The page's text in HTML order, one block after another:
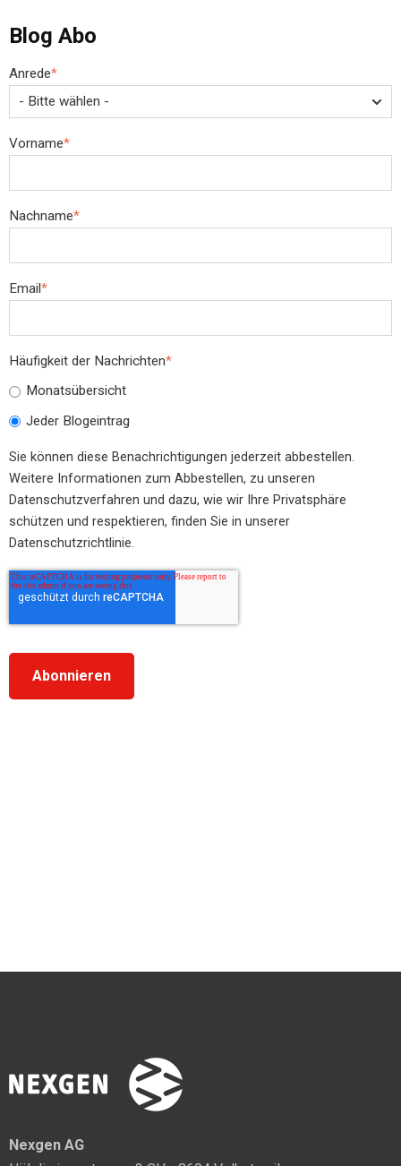
Blog Abo
Anrede*
Vorname*
Nachname*
Email*
Häufigkeit der Nachrichten*
Monatsübersicht
Jeder Blogeintrag
Sie können diese Benachrichtigungen jederzeit abbestellen.
Weitere Informationen zum Abbestellen, zu unseren
Datenschutzverfahren und dazu, wie wir Ihre Privatsphäre
schützen und respektieren, finden Sie in unserer
Datenschutzrichtlinie.
Nexgen AG